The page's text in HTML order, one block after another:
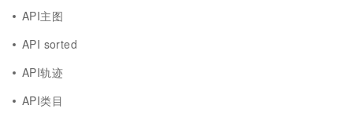
API主图
API sorted
API轨迹
API类目